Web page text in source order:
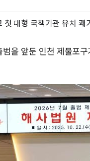
대형 국책기관 유치 쾌
을 앞둔 인천 제물포